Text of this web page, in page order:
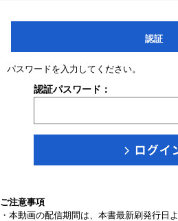
認証
パスワードを入力してください。
認証パスワード：
ご注意事項
・本動画の配信期間は、本書最新刷発行日